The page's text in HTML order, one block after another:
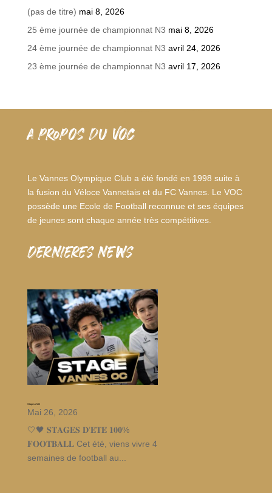
(pas de titre) mai 8, 2026
25 ème journée de championnat N3 mai 8, 2026
24 ème journée de championnat N3 avril 24, 2026
23 ème journée de championnat N3 avril 17, 2026
A PROPOS DU VOC
Le Vannes Olympique Club a été fondé en 1998 suite à
la fusion du Véloce Vannetais et du FC Vannes. Le VOC
possède une Ecole de Football reconnue et ses équipes
de jeunes sont chaque année très compétitives.
dernieres news
Stages d’été
Mai 26, 2026
🤍🖤 𝐒𝐓𝐀𝐆𝐄𝐒 𝐃’𝐄́𝐓𝐄́ 𝟏𝟎𝟎%
𝐅𝐎𝐎𝐓𝐁𝐀𝐋𝐋 Cet été, viens vivre 4
semaines de football au...